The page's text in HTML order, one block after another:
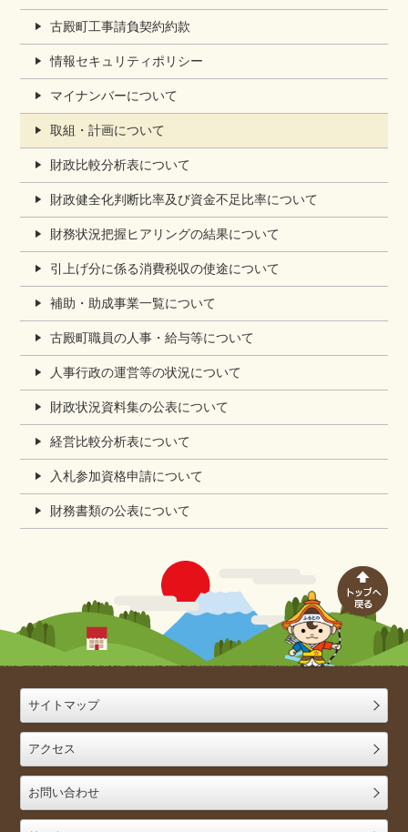
古殿町工事請負契約約款
情報セキュリティポリシー
マイナンバーについて
取組・計画について
財政比較分析表について
財政健全化判断比率及び資金不足比率について
財務状況把握ヒアリングの結果について
引上げ分に係る消費税収の使途について
補助・助成事業一覧について
古殿町職員の人事・給与等について
人事行政の運営等の状況について
財政状況資料集の公表について
経営比較分析表について
入札参加資格申請について
財務書類の公表について
サイトマップ
アクセス
お問い合わせ